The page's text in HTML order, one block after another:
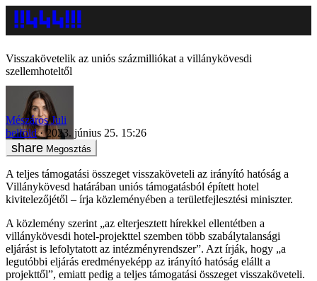
Visszakövetelik az uniós százmilliókat a villánykövesdi
szellemhoteltől
Mészáros Juli
belföld
2023. június 25. 15:26
Megosztás
A teljes támogatási összeget visszaköveteli az irányító hatóság a
Villánykövesd határában uniós támogatásból épített hotel
kivitelezőjétől – írja közleményében a területfejlesztési miniszter.
A közlemény szerint „az elterjesztett hírekkel ellentétben a
villánykövesdi hotel-projekttel szemben több szabálytalansági
eljárást is lefolytatott az intézményrendszer”. Azt írják, hogy „a
legutóbbi eljárás eredményeképp az irányító hatóság elállt a
projekttől”, emiatt pedig a teljes támogatási összeget visszaköveteli.